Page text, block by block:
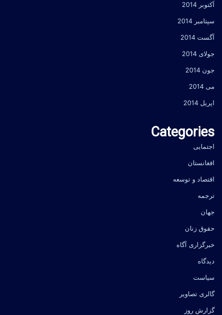
آکتوبر 2014
سپتامبر 2014
آگست 2014
جولای 2014
جون 2014
می 2014
اپریل 2014
Categories
اجتمایی
افغانستان
اقتصاد و توسعه
ترجمه
جهان
حقوق زنان
خبرگزاری آگاه
دیدگاه
سیاست
گالری تصاویر
گزارش روز